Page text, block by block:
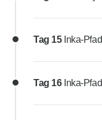
Tag 15 Inka-Pfad
Tag 16 Inka-Pfad